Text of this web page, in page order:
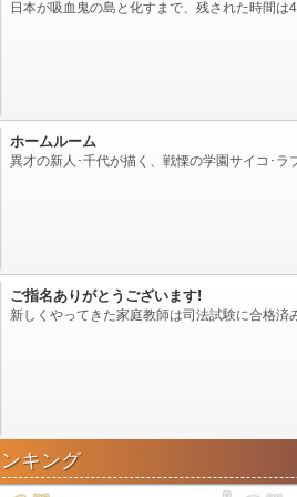
日本が吸血鬼の島と化すまで、残された時間は
ホームルーム
異才の新人･千代が描く、戦慄の学園サイコ･ラ
ご指名ありがとうございます!
新しくやってきた家庭教師は司法試験に合格済
キング